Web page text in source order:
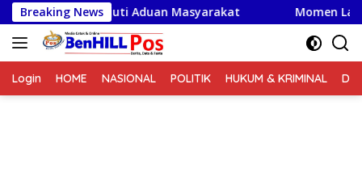
Langsung
ke
konten
Breaking News
Tindak Lanjuti Aduan Masyarakat Momen Langka
Login HOME NASIONAL POLITIK HUKUM & KRIMINAL